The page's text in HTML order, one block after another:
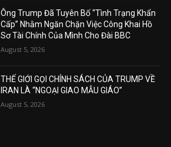
Ông Trump Đã Tuyên Bố “Tình Trạng Khẩn
Cấp” Nhằm Ngăn Chặn Việc Công Khai Hồ
Sơ Tài Chính Của Mình Cho Đài BBC
August 5, 2026
THẾ GIỚI GỌI CHÍNH SÁCH CỦA TRUMP VỀ
IRAN LÀ “NGOẠI GIAO MẪU GIÁO”
August 5, 2026